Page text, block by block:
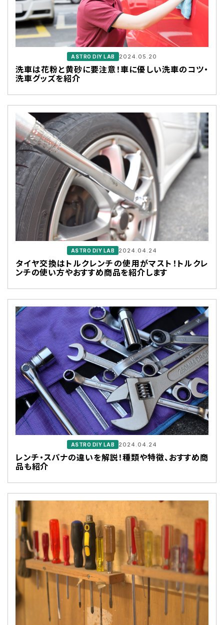
ASTRO DIY LAB 2024.05.20
洗車は花粉と黄砂に要注意！車に優しい洗車のコツ・
洗車グッズを紹介
ASTRO DIY LAB 2024.04.24
タイヤ交換はトルクレンチの使用がマスト！トルクレ
ンチの使い方やおすすめ商品を紹介します
ASTRO DIY LAB 2024.04.24
レンチ・スパナの違いを解説！種類や特徴、おすすめ商
品も紹介